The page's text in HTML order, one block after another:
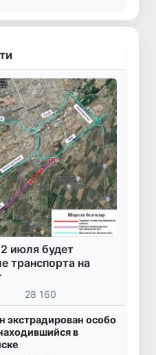
июля будет
транспорта на
28 160
экстрадирован особо
в